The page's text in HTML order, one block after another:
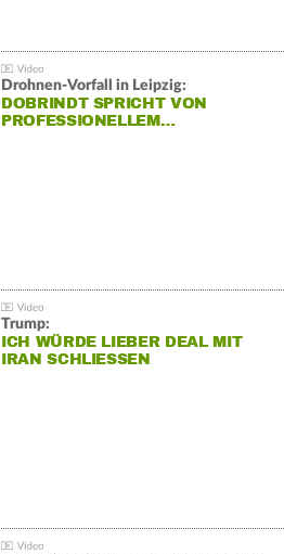
Drohnen-Vorfall in Leipzig:
DOBRINDT SPRICHT VON
PROFESSIONELLEM…
Trump:
ICH WÜRDE LIEBER DEAL MIT
IRAN SCHLIESSEN